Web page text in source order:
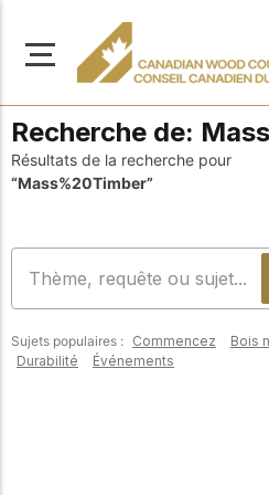
Accédez à un large
À propos de
Apprenez-en
sur notre mission
promouvoir la
construction en
Recherche de:
Résultats de la recherche pour
“Mass%20Timber”
Sujets populaires : Commencez Bois
Durabilité
Événements